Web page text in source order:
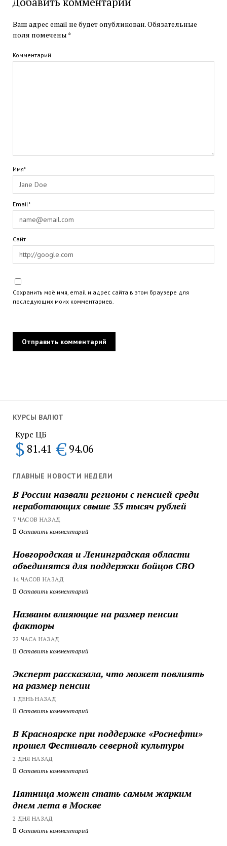
КУРСЫ ВАЛЮТ
Курс ЦБ
$ 81.41 € 94.06
ГЛАВНЫЕ НОВОСТИ НЕДЕЛИ
В России назвали регионы с пенсией среди
неработающих свыше 35 тысяч рублей
7 ЧАСОВ НАЗАД
Оставить комментарий
Новгородская и Ленинградская области
объединятся для поддержки бойцов СВО
14 ЧАСОВ НАЗАД
Оставить комментарий
Названы влияющие на размер пенсии
факторы
22 ЧАСА НАЗАД
Оставить комментарий
Эксперт рассказала, что может повлиять
на размер пенсии
1 ДЕНЬ НАЗАД
Оставить комментарий
В Красноярске при поддержке «Роснефти»
прошел Фестиваль северной культуры
2 ДНЯ НАЗАД
Оставить комментарий
Пятница может стать самым жарким
днем лета в Москве
2 ДНЯ НАЗАД
Оставить комментарий
Ваш адрес email не будет опубликован.Обязательные
поля помечены *
Комментарий
Имя*
Email*
Сайт
Сохранить моё имя, email и адрес сайта в этом браузере для
последующих моих комментариев.